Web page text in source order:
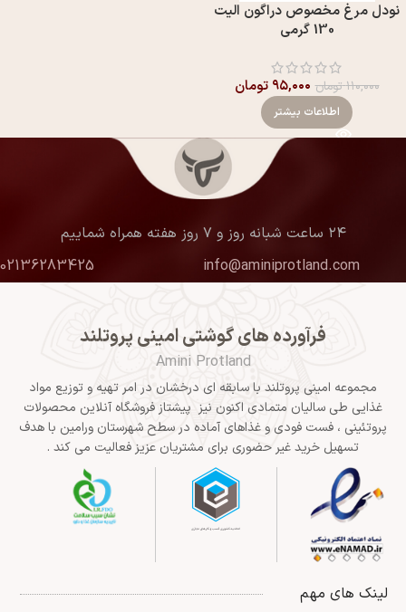
نودل مرغ مخصوص دراگون الیت
130 گرمی
۱۱۰,۰۰۰تومان ۹۵,۰۰۰ تومان
اطلاعات بیشتر
۲۴ ساعت شبانه روز و ۷ روز هفته همراه شماییم
info@aminiprotland.com
02136283425
فرآورده های گوشتی امینی پروتلند
Amini Protland
مجموعه امینی پروتلند با سابقه ای درخشان در امر تهیه و توزیع مواد
غذایی طی سالیان متمادی اکنون نیز پیشتاز فروشگاه آنلاین محصولات
پروتئینی ، فست فودی و غذاهای آماده در سطح شهرستان ورامین با هدف
تسهیل خرید غیر حضوری برای مشتریان عزیز فعالیت می کند .
لینک های مهم